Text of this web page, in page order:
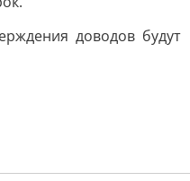
доводов будут